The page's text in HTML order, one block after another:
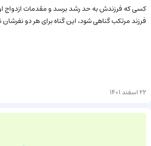
کسی که فرزندش به حد رشد برسد و مقدمات ازدواج او
فرزند مرتکب گناهی شود، این گناه برای هر دو
22 اسفند 1401